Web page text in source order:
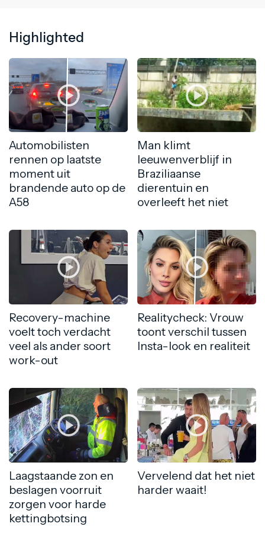
Highlighted
Automobilisten
rennen op laatste
moment uit
brandende auto op de
A58
Man klimt
leeuwenverblijf in
Braziliaanse
dierentuin en
overleeft het niet
Recovery-machine
voelt toch verdacht
veel als ander soort
work-out
Realitycheck: Vrouw
toont verschil tussen
Insta-look en realiteit
Laagstaande zon en
beslagen voorruit
zorgen voor harde
kettingbotsing
Vervelend dat het niet
harder waait!